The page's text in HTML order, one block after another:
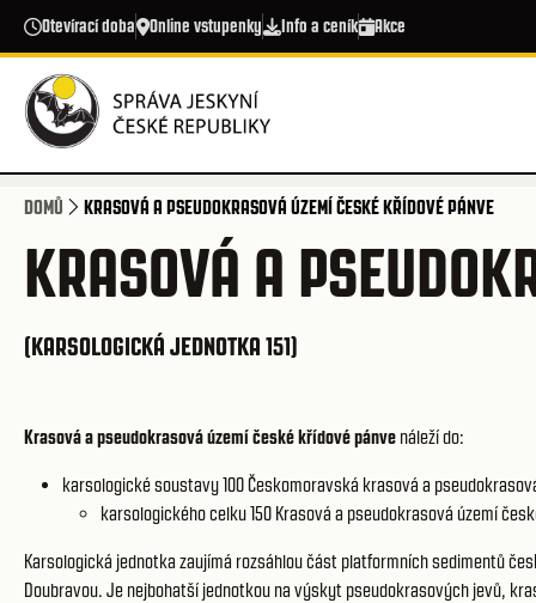
Přejít k hlavnímu obsahu
Otevírací doba Online vstupenky Info a ceník Akce
DOMŮ KRASOVÁ A PSEUDOKRASOVÁ ÚZEMÍ ČESKÉ KŘÍDOVÉ PÁNVE
KRASOVÁ A
(KARSOLOGICKÁ JEDNOTKA 151)
Krasová a pseudokrasová území české křídové pánve náleží do:
karsologické soustavy 100Českomoravská krasová a
karsologického celku 150 Krasová a pseudokrasová území
Karsologická jednotka zaujímá rozsáhlou část platformních sedimentů
Doubravou. Je nejbohatší jednotkou na výskyt pseudokrasových jevů,